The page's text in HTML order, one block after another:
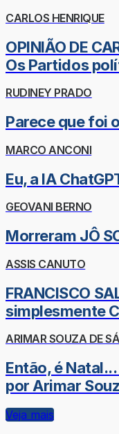
CARLOS HENRIQUE
OPINIÃO DE
Os Partidos
RUDINEY PRADO
Parece que foi
MARCO ANCONI
Eu, a IA
GEOVANI BERNO
Morreram JÔ
ASSIS CANUTO
FRANCISCO
simplesmente
ARIMAR SOUZA DE SÁ
Então, é
por Arimar
Veja mais